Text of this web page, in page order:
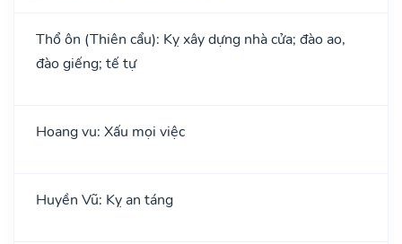
Thổ ôn (Thiên cẩu): Kỵ xây dựng nhà cửa; đào ao,
đào giếng; tế tự
Hoang vu: Xấu mọi việc
Huyền Vũ: Kỵ an táng